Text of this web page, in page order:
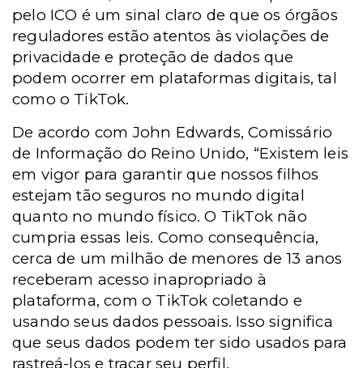
pelo ICO é um sinal claro de que os órgãos
reguladores estão atentos às violações de
privacidade e proteção de dados que
podem ocorrer em plataformas digitais, tal
como o TikTok.
De acordo com John Edwards, Comissário
de Informação do Reino Unido, “Existem leis
em vigor para garantir que nossos filhos
estejam tão seguros no mundo digital
quanto no mundo físico. O TikTok não
cumpria essas leis. Como consequência,
cerca de um milhão de menores de 13 anos
receberam acesso inapropriado à
plataforma, com o TikTok coletando e
usando seus dados pessoais. Isso significa
que seus dados podem ter sido usados para
rastreá-los e traçar seu perfil,